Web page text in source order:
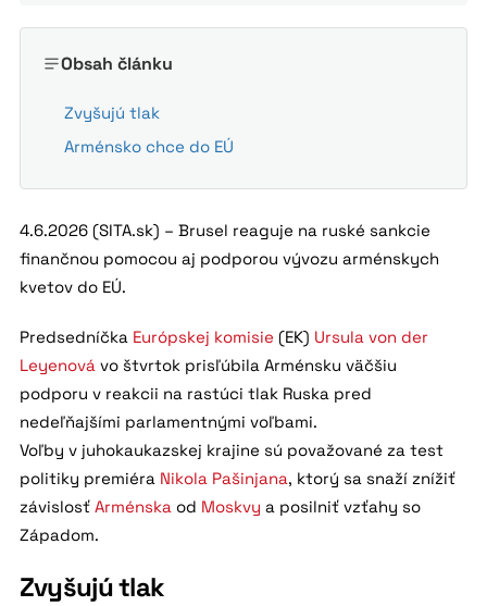
Obsah článku
Zvyšujú tlak
Arménsko chce do EÚ
4.6.2026 (SITA.sk) – Brusel reaguje na ruské sankcie
finančnou pomocou aj podporou vývozu arménskych
kvetov do EÚ.
Predsedníčka Európskej komisie (EK) Ursula von der
Leyenová vo štvrtok prisľúbila Arménsku väčšiu
podporu v reakcii na rastúci tlak Ruska pred
nedeľňajšími parlamentnými voľbami.
Voľby v juhokaukazskej krajine sú považované za test
politiky premiéra Nikola Pašinjana, ktorý sa snaží znížiť
závislosť Arménska od Moskvy a posilniť vzťahy so
Západom.
Zvyšujú tlak